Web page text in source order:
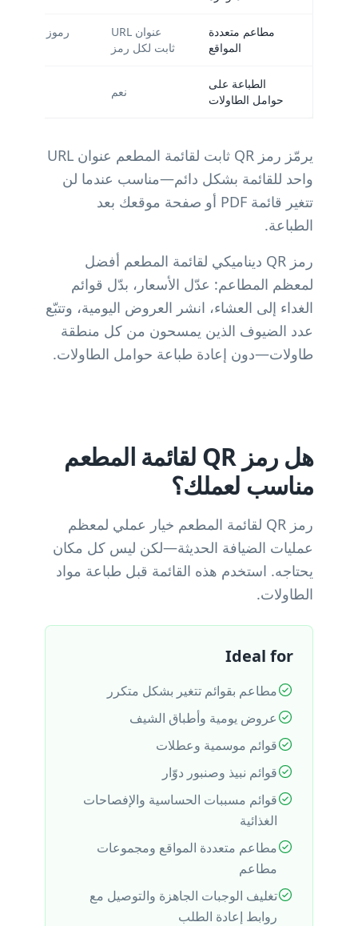
مطاعم متعددة
المواقع
عنوان URL
ثابت لكل رمز
رموز
الطباعة على
حوامل الطاولات
نعم
يرمّز رمز QR ثابت لقائمة المطعم عنوان URL
واحد للقائمة بشكل دائم—مناسب عندما لن
تتغير قائمة PDF أو صفحة موقعك بعد
الطباعة.
رمز QR ديناميكي لقائمة المطعم أفضل
لمعظم المطاعم: عدّل الأسعار، بدّل قوائم
الغداء إلى العشاء، انشر العروض اليومية، وتتبّع
عدد الضيوف الذين يمسحون من كل منطقة
طاولات—دون إعادة طباعة حوامل الطاولات.
هل رمز QR لقائمة المطعم
مناسب لعملك؟
رمز QR لقائمة المطعم خيار عملي لمعظم
عمليات الضيافة الحديثة—لكن ليس كل مكان
يحتاجه. استخدم هذه القائمة قبل طباعة مواد
الطاولات.
Ideal for
مطاعم بقوائم تتغير بشكل متكرر
عروض يومية وأطباق الشيف
قوائم موسمية وعطلات
قوائم نبيذ وصنبور دوّار
قوائم مسببات الحساسية والإفصاحات
الغذائية
مطاعم متعددة المواقع ومجموعات
مطاعم
تغليف الوجبات الجاهزة والتوصيل مع
روابط إعادة الطلب